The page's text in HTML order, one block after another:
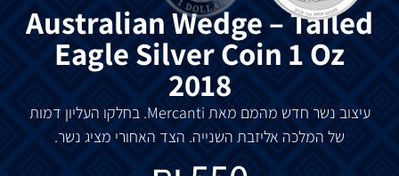
Australian Wedge – Tailed
Eagle Silver Coin 1 Oz
2018
עיצוב נשר חדש מהמם מאת Mercanti. בחלקו העליון דמות
של המלכה אליזבת השנייה. הצד האחורי מציג נשר.